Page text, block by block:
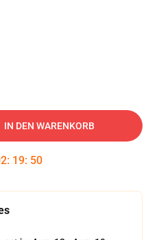
IN DEN WARENKORB
: 19: 50